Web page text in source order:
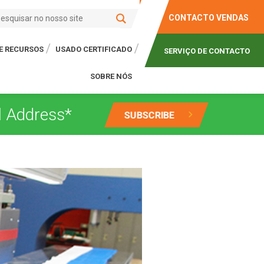
RECURSOS USADO CERTIFICADO
SOBRE NÓS
CONTACTO VENDAS
SERVIÇO DE CONTACTO